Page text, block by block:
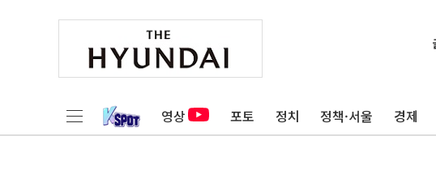
영상 포토 정치 정책·서울 경제